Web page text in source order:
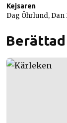
Kejsaren
Dag Öhrlund, Dan